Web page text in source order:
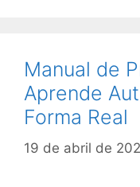
a
s
a
s
Manual de
Aprende
Forma Real
19 de abril de